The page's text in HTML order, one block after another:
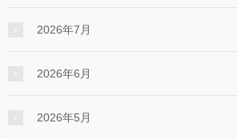
2026年7月
2026年6月
2026年5月